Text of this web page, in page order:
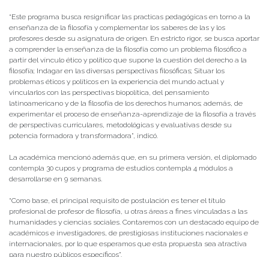
“Este programa busca resignificar las practicas pedagógicas en torno a la
enseñanza de la filosofía y complementar los saberes de las y los
profesores desde su asignatura de origen. En estricto rigor, se busca aportar
a comprender la enseñanza de la filosofía como un problema filosófico a
partir del vínculo ético y político que supone la cuestión del derecho a la
filosofía; Indagar en las diversas perspectivas filosóficas; Situar los
problemas éticos y políticos en la experiencia del mundo actual y
vincularlos con las perspectivas biopolítica, del pensamiento
latinoamericano y de la filosofía de los derechos humanos; además, de
experimentar el proceso de enseñanza-aprendizaje de la filosofía a través
de perspectivas curriculares, metodológicas y evaluativas desde su
potencia formadora y transformadora”, indicó.
La académica mencionó además que, en su primera versión, el diplomado
contempla 30 cupos y programa de estudios contempla 4 módulos a
desarrollarse en 9 semanas.
“Como base, el principal requisito de postulación es tener el título
profesional de profesor de filosofía, u otras áreas a fines vinculadas a las
humanidades y ciencias sociales. Contaremos con un destacado equipo de
académicos e investigadores, de prestigiosas instituciones nacionales e
internacionales, por lo que esperamos que esta propuesta sea atractiva
para nuestro públicos específicos”.